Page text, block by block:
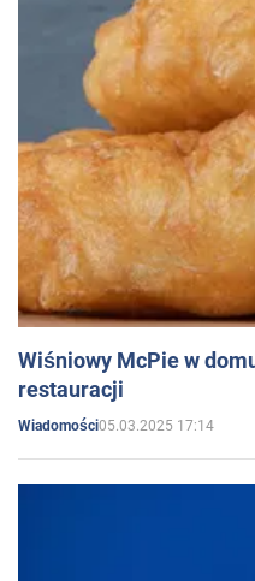
Wiśniowy McPie w
restauracji
Wiadomości05.03.2025 17:14